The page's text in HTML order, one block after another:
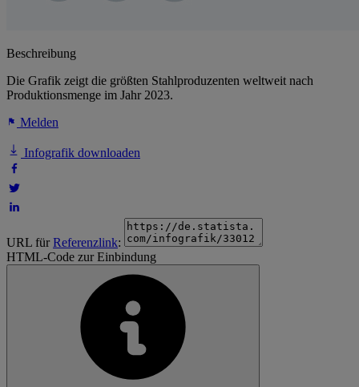
Beschreibung
Die Grafik zeigt die größten Stahlproduzenten weltweit nach
Produktionsmenge im Jahr 2023.
Melden
Infografik downloaden
URL fürReferenzlink:
HTML-Code zur Einbindung